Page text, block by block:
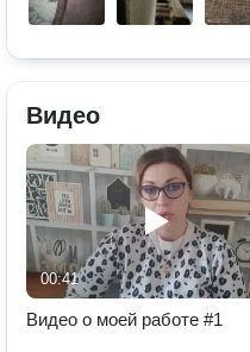
Видео
00:41
Видео о моей работе #1